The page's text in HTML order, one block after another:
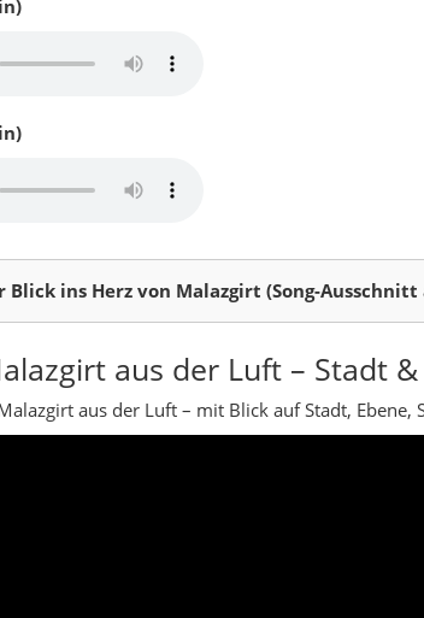
aus der Luft – Stadt &
Malazgirt aus der Luft – mit Blick auf Stadt, Ebene,